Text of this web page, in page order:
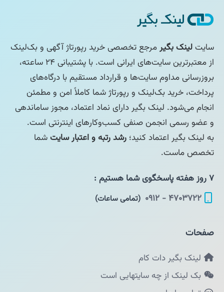
سایتلینک بگیرمرجع تخصصی خرید رپورتاژ آگهی و بک‌لینک
از معتبرترین سایت‌های ایرانی است. با پشتیبانی ۲۴ ساعته،
بروزرسانی مداوم سایت‌ها و قرارداد مستقیم با درگاه‌های
پرداخت، خرید بک‌لینک و رپورتاژ شما کاملاً امن و مطمئن
انجام می‌شود. لینک بگیر دارای نماد اعتماد، مجوز ساماندهی
و عضو رسمی انجمن صنفی کسب‌وکارهای اینترنتی است.
به لینک بگیر اعتماد کنید؛ رشد رتبه و اعتبار سایتشما
تخصص ماست.
۷ روز هفته پاسخگوی شما هستیم :
۴۷۰۳۷۲۲ - ۰۹۱۲
(تمامی ساعات)
صفحات
لینک بگیر دات کام
بک لینک از چه سایتهایی است